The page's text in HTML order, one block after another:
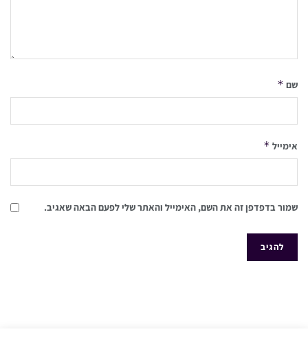
שם *
אימייל *
שמור בדפדפן זה את השם, האימייל והאתר שלי לפעם הבאה שאגיב.